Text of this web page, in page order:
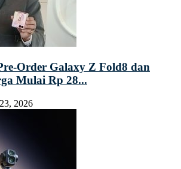
Order Galaxy Z Fold8 dan
Mulai Rp 28...
2026